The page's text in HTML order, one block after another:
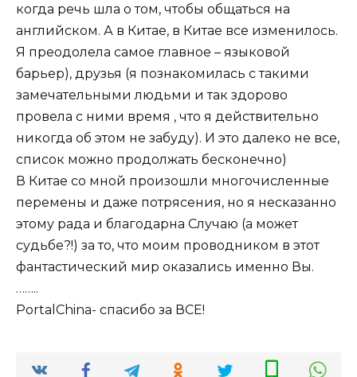
когда речь шла о том, чтобы общаться на
английском. А в Китае, в Китае все изменилось.
Я преодолела самое главное – языковой
барьер), друзья (я познакомилась с такими
замечательными людьми и так здорово
провела с ними время , что я действительно
никогда об этом не забуду). И это далеко не все,
список можно продолжать бесконечно)
В Китае со мной произошли многочисленные
перемены и даже потрясения, но я несказанно
этому рада и благодарна Случаю (а может
судьбе?!) за то, что моим проводником в этот
фантастический мир оказались именно Вы.
……..
PortalChina- спасибо за ВСЕ!